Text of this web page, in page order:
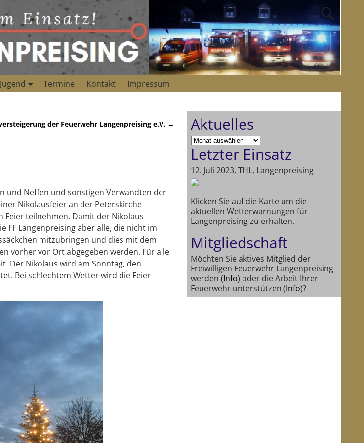
Jugend Termine Kontakt
Impressum
der Feuerwehr Langenpreising e.V. →
und Neffen und sonstigen Verwandten der
Nikolausfeier an der Peterskirche
Feier teilnehmen. Damit der Nikolaus
FF Langenpreising aber alle, die nicht im
mitzubringen und dies mit dem
vorher vor Ort abgegeben werden. Für alle
Der Nikolaus wird am Sonntag, den
Bei schlechtem Wetter wird die Feier
Aktuelles
Letzter Einsatz
12. Juli 2023, THL, Langenpreising
Klicken Sie auf die Karte um die
aktuellen Wetterwarnungen für
Langenpreising zu erhalten.
Mitgliedschaft
Möchten Sie aktives Mitglied der
Freiwilligen Feuerwehr Langenpreising
werden (Info) oder die Arbeit Ihrer
Feuerwehr unterstützen (Info)?